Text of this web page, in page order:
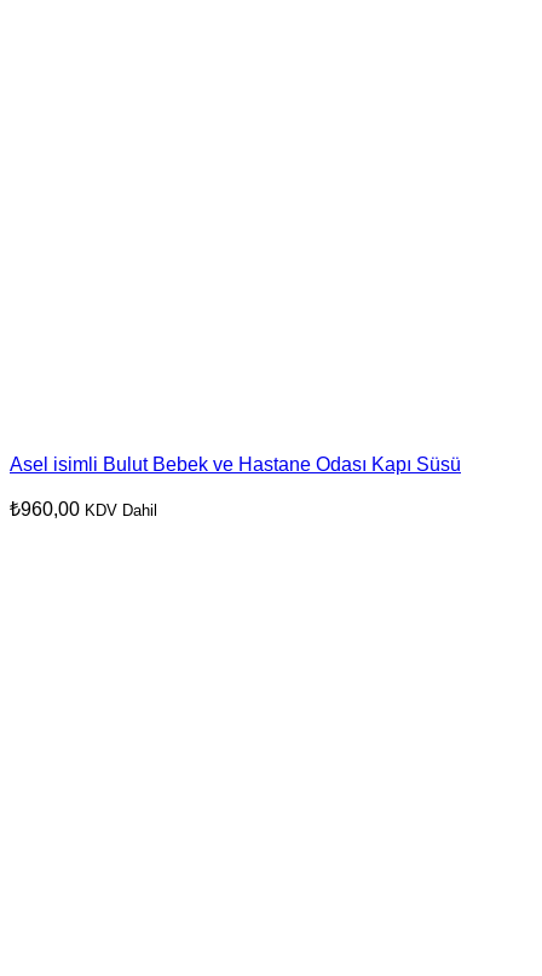
Asel isimli Bulut Bebek ve Hastane Odası Kapı Süsü
₺960,00 KDV Dahil